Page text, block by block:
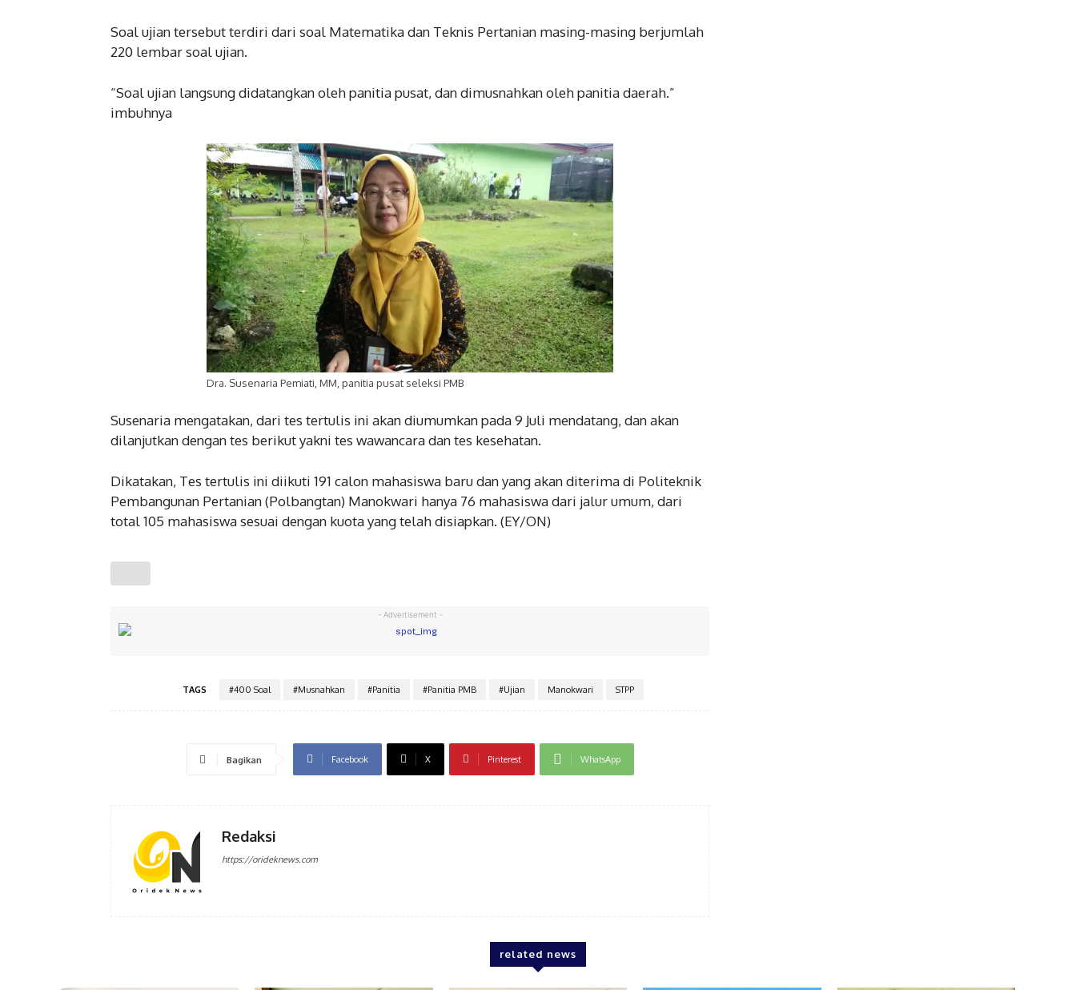
Soal ujian tersebut terdiri dari soal Matematika dan Teknis Pertanian masing-masing berjumlah
220 lembar soal ujian.
“Soal ujian langsung didatangkan oleh panitia pusat, dan dimusnahkan oleh panitia daerah.”
imbuhnya
Dra. Susenaria Pemiati, MM, panitia pusat seleksi PMB
Susenaria mengatakan, dari tes tertulis ini akan diumumkan pada 9 Juli mendatang, dan akan
dilanjutkan dengan tes berikut yakni tes wawancara dan tes kesehatan.
Dikatakan, Tes tertulis ini diikuti 191 calon mahasiswa baru dan yang akan diterima di Politeknik
Pembangunan Pertanian (Polbangtan) Manokwari hanya 76 mahasiswa dari jalur umum, dari
total 105 mahasiswa sesuai dengan kuota yang telah disiapkan. (EY/ON)
- Advertisement -
TAGS #400 Soal #Musnahkan #Panitia #Panitia PMB #Ujian Manokwari STPP
Bagikan Facebook X Pinterest WhatsApp
Redaksi
https://orideknews.com
related news